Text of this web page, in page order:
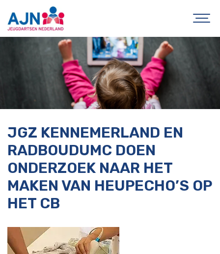
JGZ KENNEMERLAND EN
RADBOUDUMC DOEN
ONDERZOEK NAAR HET
MAKEN VAN HEUPECHO’S OP
HET CB